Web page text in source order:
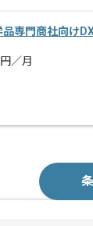
品専門商社向け
円／月